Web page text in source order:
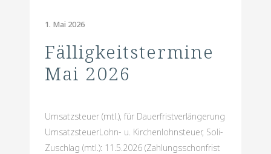
1. Mai 2026
Fälligkeitstermine
Mai 2026
Umsatzsteuer (mtl.), für Dauerfristverlängerung
UmsatzsteuerLohn- u. Kirchenlohnsteuer, Soli-
Zuschlag (mtl.): 11.5.2026 (Zahlungsschonfrist